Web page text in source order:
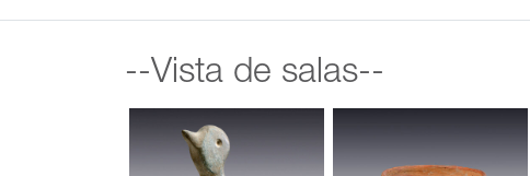
--Vista de salas--